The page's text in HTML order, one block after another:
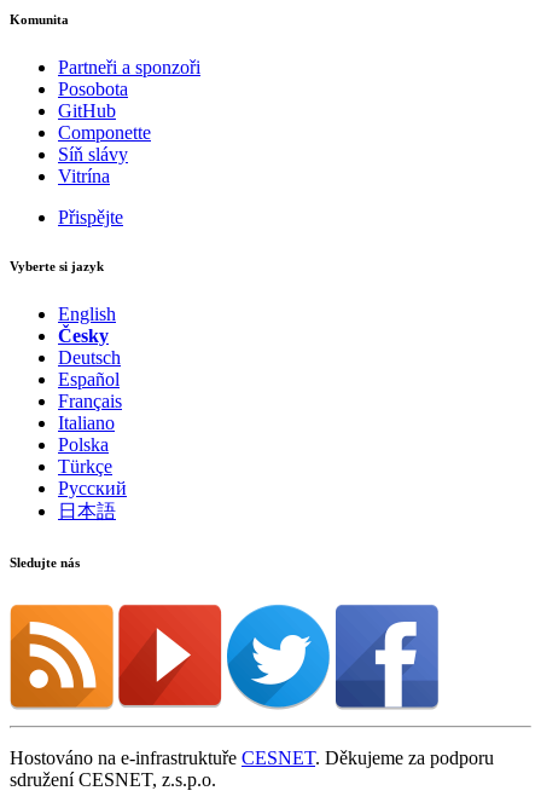
Komunita
Partneři a sponzoři
Posobota
GitHub
Componette
Síň slávy
Vitrína
Přispějte
Vyberte si jazyk
English
Česky
Deutsch
Español
Français
Italiano
Polska
Türkçe
Русский
日本語
Sledujte nás
Hostováno na e-infrastruktuře CESNET. Děkujeme za podporu
sdružení CESNET, z.s.p.o.